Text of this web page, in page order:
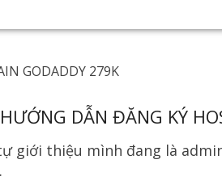
GODADDY 279K
HƯỚNG DẪN ĐĂNG KÝ
giới thiệu mình đang là